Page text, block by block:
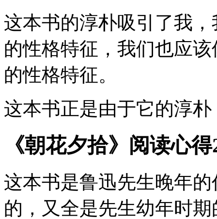
这本书的淳朴吸引了我
的性格特征，我们也应
的性格特征。
这本书正是由于它的淳
《朝花夕拾》阅读心
这本书是鲁迅先生晚年
的，又全是先生幼年时